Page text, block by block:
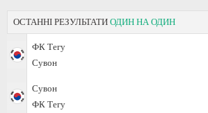
ОСТАННІ РЕЗУЛЬТАТИ ОДИН НА ОДИН
ФК Тегу
Сувон
Сувон
ФК Тегу